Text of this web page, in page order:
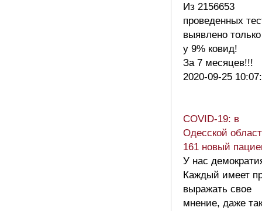
Из 2156653
проведенных
выявлено только
у 9% ковид!
За 7 месяцев!!!
2020-09-25
COVID-19: в
Одесской
161 новый
У нас
Каждый имеет
выражать свое
мнение, даже